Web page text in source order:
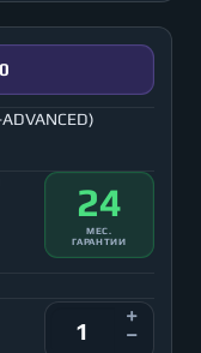
24
МЕС.
ГАРАНТИИ